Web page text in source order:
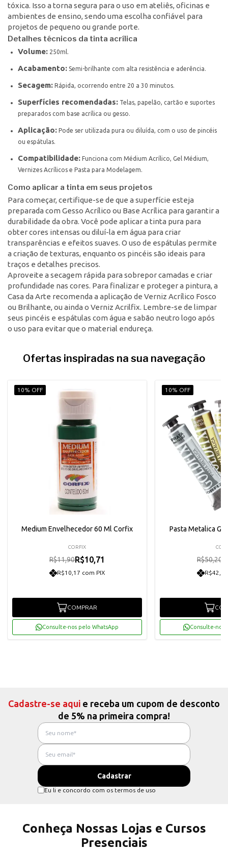
tóxica. Isso a torna segura para o uso em ateliês, oficinas e
ambientes de ensino, sendo uma escolha confiável para
projetos de pequeno ou grande porte.
Detalhes técnicos da tinta acrílica
Volume: 250ml.
Acabamento: Semi-brilhante com alta resistência e aderência.
Secagem: Rápida, ocorrendo entre 20 a 30 minutos.
Superfícies recomendadas: Telas, papelão, cartão e suportes
preparados com base acrílica ou gesso.
Aplicação: Pode ser utilizada pura ou diluída, com o uso de pincéis
ou espátulas.
Compatibilidade: Funciona com Médium Acrílico, Gel Médium,
Vernizes Acrílicos e Pasta para Modelagem.
Como aplicar a tinta em seus projetos
Para começar, certifique-se de que a superfície esteja
preparada com Gesso Acrílico ou Base Acrílica para garantir a
durabilidade da obra. Você pode aplicar a tinta pura para
obter cores intensas ou diluí-la em água para criar
transparências e efeitos suaves. O uso de espátulas permite
a criação de texturas, enquanto os pincéis são ideais para
traços e detalhes precisos.
Aproveite a secagem rápida para sobrepor camadas e criar
profundidade nas cores. Para finalizar e proteger a pintura, a
Casa da Arte recomenda a aplicação de Verniz Acrílico Fosco
ou Brilhante, ou ainda o Verniz Acrilfix. Lembre-se de limpar
seus pincéis e espátulas com água e sabão neutro logo após
o uso para evitar que o material endureça.
Ofertas inspiradas na sua navegação
10% OFF
Medium Envelhecedor 60 Ml Corfix
CORFIX
R$11,90R$10,71
R$10,17 com PIX
COMPRAR
Consulte-nos pelo WhatsApp
10% OFF
Pasta Metalica
R$50,20
Consulte-nos
Cadastre-se aqui e receba um cupom de desconto
de 5% na primeira compra!
Eu li e concordo com os termos de uso
Conheça Nossas Lojas e Cursos
Presenciais